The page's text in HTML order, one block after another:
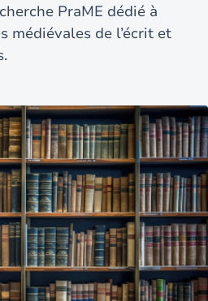
PraME dédié à
médiévales de l’écrit et